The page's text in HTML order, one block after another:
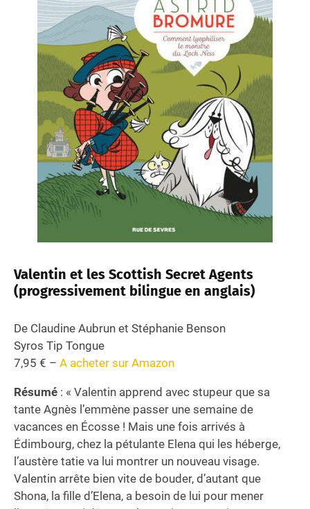
Valentin et les Scottish Secret Agents
(progressivement bilingue en anglais)
De Claudine Aubrun et Stéphanie Benson
Syros Tip Tongue
7,95 € – A acheter sur Amazon
Résumé : « Valentin apprend avec stupeur que sa
tante Agnès l’emmène passer une semaine de
vacances en Écosse ! Mais une fois arrivés à
Édimbourg, chez la pétulante Elena qui les héberge,
l’austère tatie va lui montrer un nouveau visage.
Valentin arrête bien vite de bouder, d’autant que
Shona, la fille d’Elena, a besoin de lui pour mener